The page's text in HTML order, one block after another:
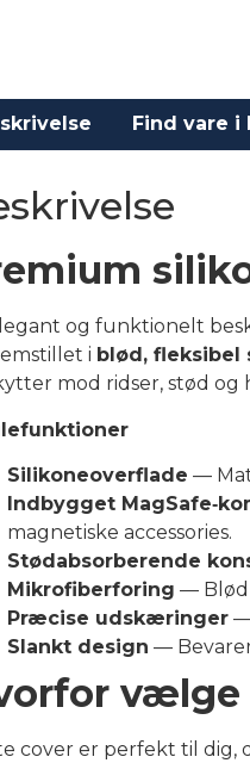
Find vare i
og funktionelt
i blød, fleksibel
mod ridser, stød og
Silikoneoverflade —
Indbygget
magnetiske accessories.
Stødabsorberende
Mikrofiberforing — Blød
Præcise udskæringer—
Slankt design —
vælge
cover er perfekt til dig,